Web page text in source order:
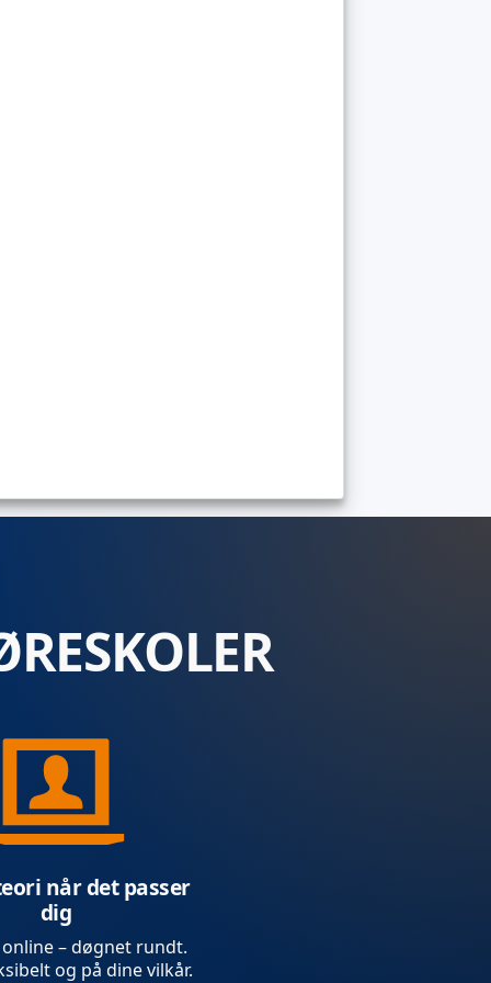
når det passer
dig
– døgnet rundt.
og på dine vilkår.